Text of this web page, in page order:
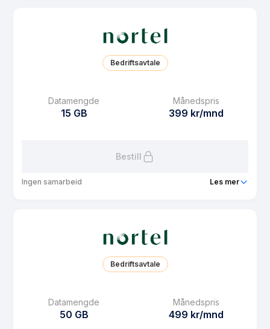
Bruk i EU/EØS
Bedriftsavtale
Datamengde
15 GB
Månedspris
399 kr/mnd
Bestill
Ingen samarbeid Les mer
Bruk i EU/EØS
Bedriftsavtale
Datamengde
50 GB
Månedspris
499 kr/mnd